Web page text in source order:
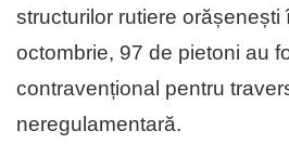
structurilor rutiere orășenești
octombrie, 97 de pietoni au
contravențional pentru
neregulamentară.